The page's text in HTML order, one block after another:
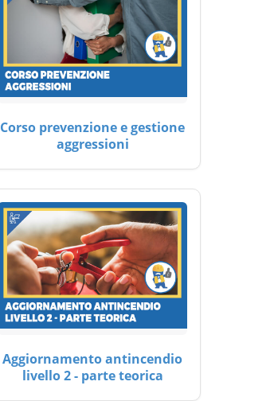
Corso prevenzione e gestione
aggressioni
Aggiornamento antincendio
livello 2 - parte teorica